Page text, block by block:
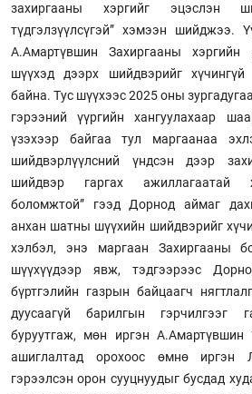
захиргааны хэргийг эцэслэн
түдгэлзүүлсүгэй” хэмээн шийджээ.
А.Амартүвшин Захиргааны
шүүхэд дээрх шийдвэрийг хүчингүй
байна. Тус шүүхээс 2025 оны
гэрээний үүргийн хангуулахаар
үзэхээр байгаа тул маргаанаа
шийдвэрлүүлсний үндсэн дээр
шийдвэр гаргах ажиллагаатай
боломжтой” гээд Дорнод аймаг
анхан шатны шүүхийн шийдвэрийг
хэлбэл, энэ маргаан Захиргааны
шүүхүүдээр явж, тэдгээрээс
бүртгэлийн газрын байцаагч
дуусаагүй барилгын гэрчилгээг
буруутгаж, мөн иргэн А.Амартүвшин
ашиглалтад орохоос өмнө иргэн
гэрээлсэн орон сууцнуудыг бусдад